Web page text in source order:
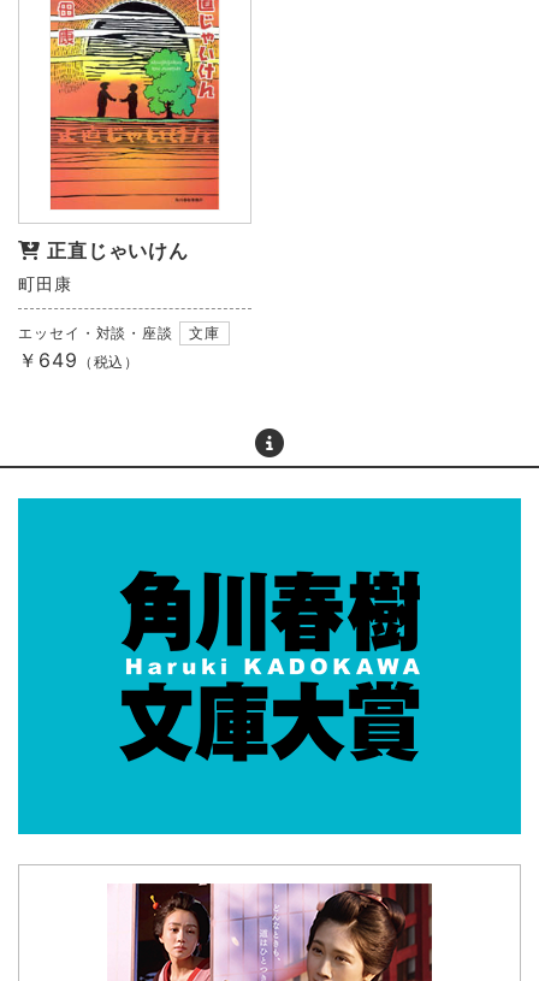
正直じゃいけん
町田康
エッセイ・対談・座談 文庫
￥649 （税込）